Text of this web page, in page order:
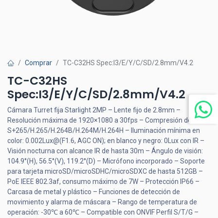
Comprar TC-C32HS Spec:I3/E/Y/C/SD/2.8mm/V4.2
TC-C32HS
Spec:I3/E/Y/C/SD/2.8mm/V4.2
Cámara Turret fija Starlight 2MP – Lente fijo de 2.8mm –
Resolución máxima de 1920×1080 a 30fps – Compresión de video
S+265/H.265/H.264B/H.264M/H.264H – Iluminación mínima en
color: 0.002Lux@(F1.6, AGC ON); en blanco y negro: 0Lux con IR –
Visión nocturna con alcance IR de hasta 30m – Ángulo de visión:
104.9°(H), 56.5°(V), 119.2°(D) – Micrófono incorporado – Soporte
para tarjeta microSD/microSDHC/microSDXC de hasta 512GB –
PoE IEEE 802.3af, consumo máximo de 7W – Protección IP66 –
Carcasa de metal y plástico – Funciones de detección de
movimiento y alarma de máscara – Rango de temperatura de
operación: -30℃ a 60℃ – Compatible con ONVIF Perfil S/T/G –